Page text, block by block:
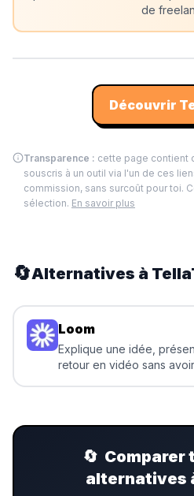
de
Découvrir
Transparence : cette page contient
souscris à un outil via l'un de ces
commission, sans surcoût pour toi.
sélection. En savoir plus
🔄Alternatives à
Loom
Explique une idée,
retour en vidéo sans
🔄 Comparer
alternatives